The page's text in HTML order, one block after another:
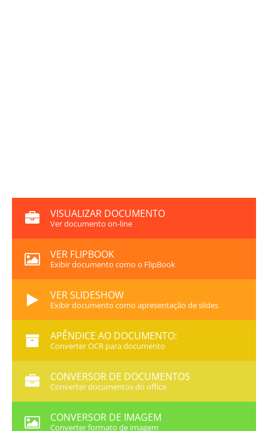
VISUALIZAR DOCUMENTO
Ver documento on-line
VER FLIPBOOK
Exibir documento como o FlipBook
VER SLIDESHOW
Exibir documento como apresentação de slides
APÊNDICE AO DOCUMENTO:
Converter OCR para documento
CONVERSOR DE DOCUMENTOS
Converter documentos do office
CONVERSOR DE IMAGEM
Converter formato de imagem